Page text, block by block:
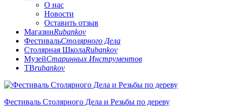
О нас
Новости
Оставить отзыв
МагазинRubankov
ФестивальСтолярного Дела
Столярная ШколаRubankov
МузейСтаринных Инструментов
ТВrubankov
Перейти
содержимому
Фестиваль Столярного Дела и Резьбы по дереву